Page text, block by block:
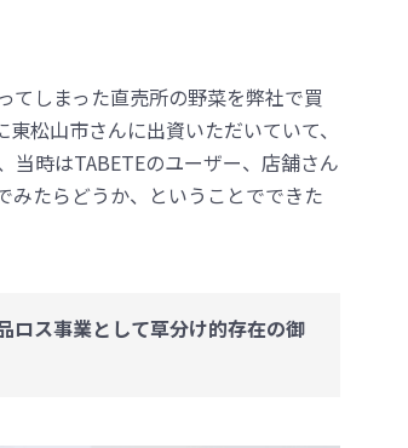
てしまった直売所の野菜を弊社で買
松山市さんに出資いただいていて、
当時はTABETEのユーザー、店舗さん
みたらどうか、ということでできた
ス事業として草分け的存在の御